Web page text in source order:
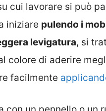
cui lavorare si può
iniziare pulendo i
levigatura, si
colore di aderire
facilmente